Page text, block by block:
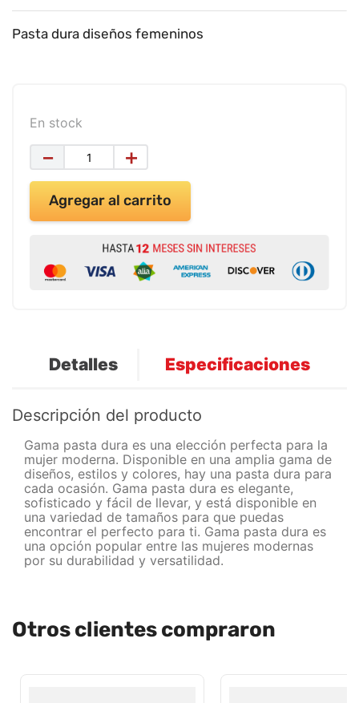
Pasta dura diseños femeninos
En stock
＋
－
Agregar al carrito
Detalles Especificaciones
Descripción del producto
Gama pasta dura es una elección perfecta para la
mujer moderna. Disponible en una amplia gama de
diseños, estilos y colores, hay una pasta dura para
cada ocasión. Gama pasta dura es elegante,
sofisticado y fácil de llevar, y está disponible en
una variedad de tamaños para que puedas
encontrar el perfecto para ti. Gama pasta dura es
una opción popular entre las mujeres modernas
por su durabilidad y versatilidad.
Otros clientes compraron
teclado